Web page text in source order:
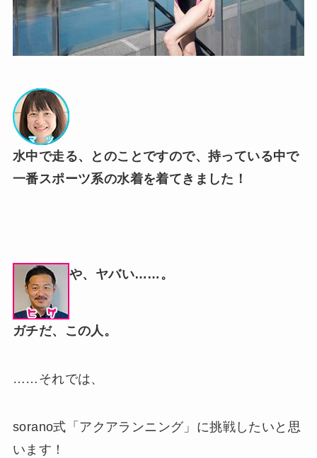
水中で走る、とのことですので、持っている中で
一番スポーツ系の水着を着てきました！
や、ヤバい……。
ガチだ、この人。
……それでは、
sorano式「アクアランニング」に挑戦したいと思
います！